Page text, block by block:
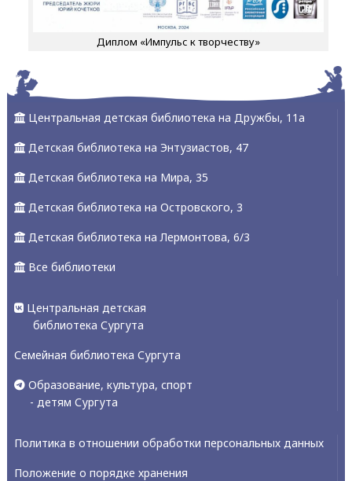
Диплом «Импульс к творчеству»
Центральная детская библиотека на Дружбы, 11а
Детская библиотека на Энтузиастов, 47
Детская библиотека на Мира, 35
Детская библиотека на Островского, 3
Детская библиотека на Лермонтова, 6/3
Все библиотеки
Центральная детская
библиотека Сургута
Семейная библиотека Сургута
Образование, культура, спорт
- детям Сургута
Политика в отношении обработки персональных данных
Положение о порядке хранения